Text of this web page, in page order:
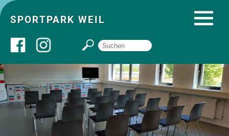
SPORTPARK WEIL
Über uns
Startseite